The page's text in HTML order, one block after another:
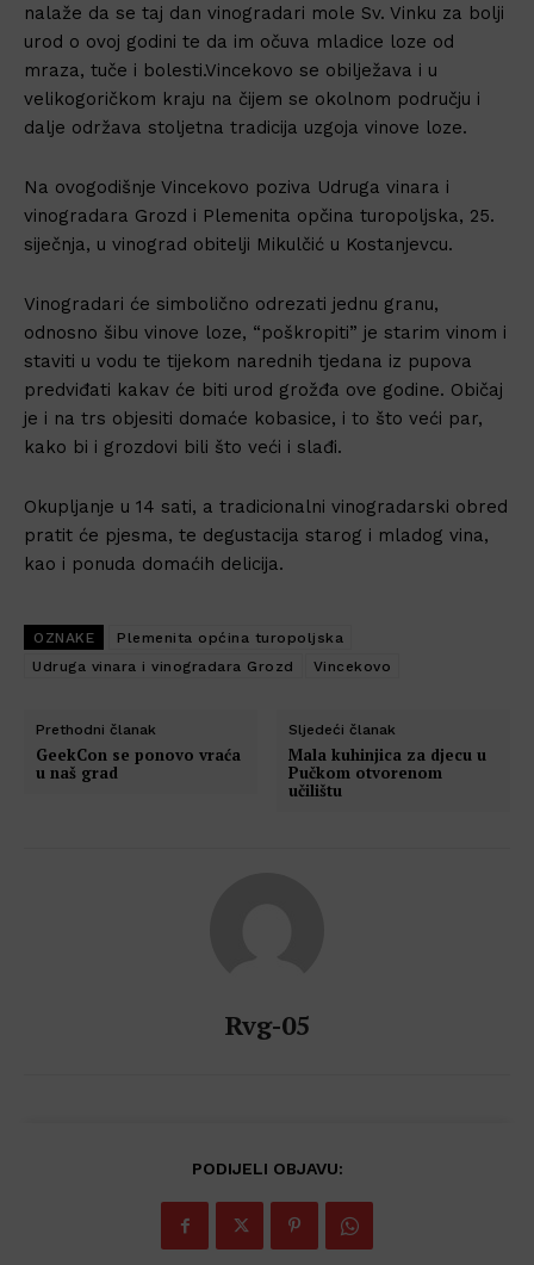
nalaže da se taj dan vinogradari mole Sv. Vinku za bolji
urod o ovoj godini te da im očuva mladice loze od
mraza, tuče i bolesti.Vincekovo se obilježava i u
velikogoričkom kraju na čijem se okolnom području i
dalje održava stoljetna tradicija uzgoja vinove loze.
Na ovogodišnje Vincekovo poziva Udruga vinara i
vinogradara Grozd i Plemenita opčina turopoljska, 25.
siječnja, u vinograd obitelji Mikulčić u Kostanjevcu.
Vinogradari će simbolično odrezati jednu granu,
odnosno šibu vinove loze, “poškropiti” je starim vinom i
staviti u vodu te tijekom narednih tjedana iz pupova
predviđati kakav će biti urod grožđa ove godine. Običaj
je i na trs objesiti domaće kobasice, i to što veći par,
kako bi i grozdovi bili što veći i slađi.
Okupljanje u 14 sati, a tradicionalni vinogradarski obred
pratit će pjesma, te degustacija starog i mladog vina,
kao i ponuda domaćih delicija.
OZNAKE
Plemenita općina turopoljska
Udruga vinara i vinogradara Grozd
Vincekovo
Prethodni članak
GeekCon se ponovo vraća
u naš grad
Sljedeći članak
Mala kuhinjica za djecu u
Pučkom otvorenom
učilištu
Rvg-05
PODIJELI OBJAVU: